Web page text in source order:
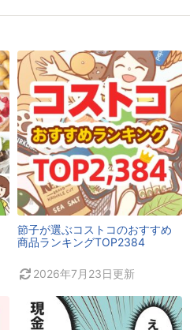
節子が選ぶコストコのおすすめ
商品ランキングTOP2384
2026年7月23日更新